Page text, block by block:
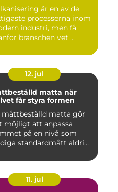
är en av de
processerna inom
industri, men få
branschen vet ...
12. jul
matta när
får styra formen
måttbeställd matta gör
möjligt att anpassa
på en nivå som
standardmått aldrig
11. jul